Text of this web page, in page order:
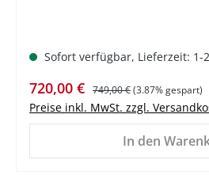
Sofort verfügbar, Lieferzeit: 1-
Verkaufspreis:
720,00 € Regulärer Preis:
749,00 €(3.87% gespart)
Preise inkl. MwSt. zzgl.
In den